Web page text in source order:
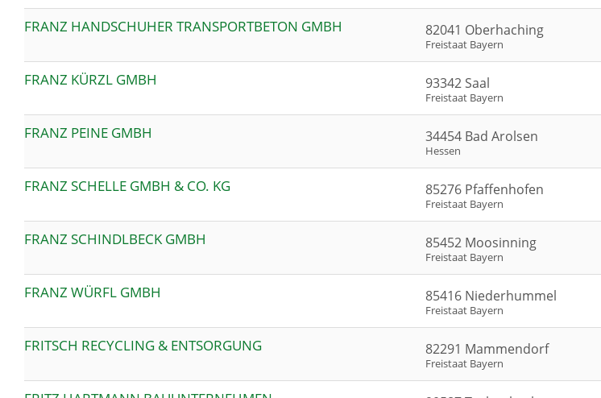
FRANZ HANDSCHUHER TRANSPORTBETON GMBH 82041 Oberhaching
Freistaat Bayern
FRANZ KÜRZL GMBH 93342 Saal
Freistaat Bayern
FRANZ PEINE GMBH 34454 Bad Arolsen
Hessen
FRANZ SCHELLE GMBH & CO. KG 85276 Pfaffenhofen
Freistaat Bayern
FRANZ SCHINDLBECK GMBH 85452 Moosinning
Freistaat Bayern
FRANZ WÜRFL GMBH 85416 Niederhummel
Freistaat Bayern
FRITSCH RECYCLING & ENTSORGUNG 82291 Mammendorf
Freistaat Bayern